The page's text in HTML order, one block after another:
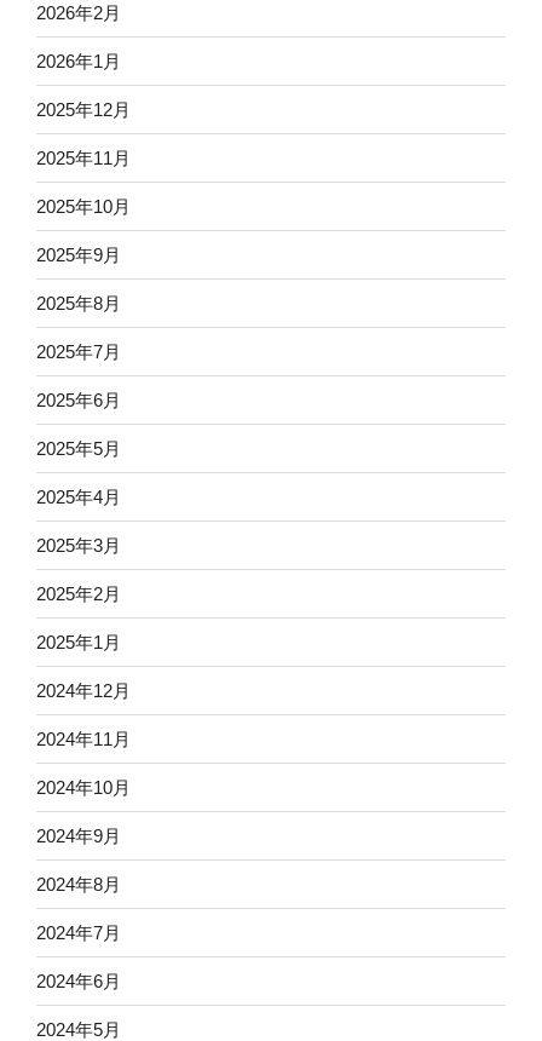
2026年2月
2026年1月
2025年12月
2025年11月
2025年10月
2025年9月
2025年8月
2025年7月
2025年6月
2025年5月
2025年4月
2025年3月
2025年2月
2025年1月
2024年12月
2024年11月
2024年10月
2024年9月
2024年8月
2024年7月
2024年6月
2024年5月